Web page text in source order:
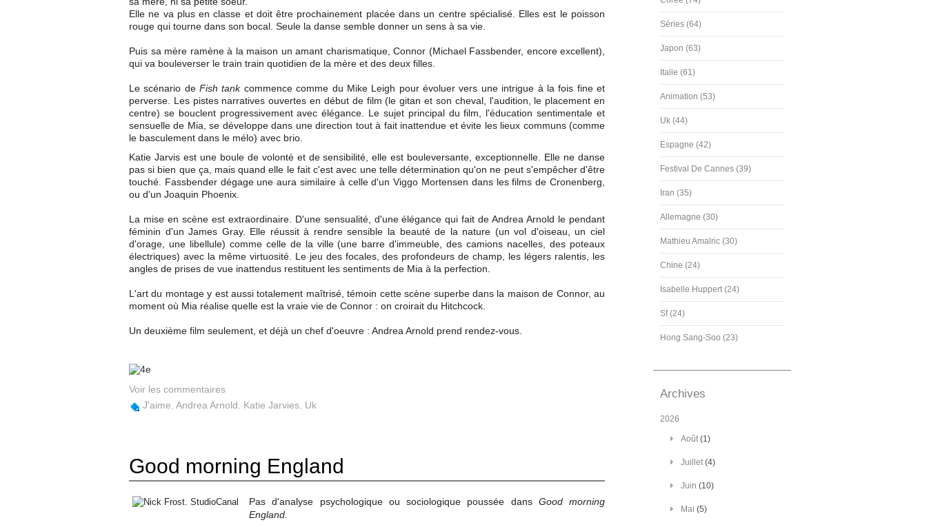
Elle ne va plus en classe et doit être prochainement placée dans un centre spécialisé. Elles est le poisson
rouge qui tourne dans son bocal. Seule la danse semble donner un sens à sa vie.
Puis sa mère ramène à la maison un amant charismatique, Connor (Michael Fassbender, encore excellent),
qui va bouleverser le train train quotidien de la mère et des deux filles.
Le scénario deFish tankcommence comme du Mike Leigh pour évoluer vers une intrigue à la fois fine et
perverse. Les pistes narratives ouvertes en début de film (le gitan et son cheval, l'audition, le placement en
centre) se bouclent progressivement avec élégance. Le sujet principal du film, l'éducation sentimentale et
sensuelle de Mia, se développe dans une direction tout à fait inattendue et évite les lieux communs (comme
le basculement dans le mélo) avec brio.
Katie Jarvis est une boule de volonté et de sensibilité, elle est bouleversante, exceptionnelle. Elle ne danse
pas si bien que ça, mais quand elle le fait c'est avec une telle détermination qu'on ne peut s'empêcher d'être
touché. Fassbender dégage une aura similaire à celle d'un Viggo Mortensen dans les films de Cronenberg,
ou d'un Joaquin Phoenix.
La mise en scène est extraordinaire. D'une sensualité, d'une élégance qui fait de Andrea Arnold le pendant
féminin d'un James Gray. Elle réussit à rendre sensible la beauté de la nature (un vol d'oiseau, un ciel
d'orage, une libellule) comme celle de la ville (une barre d'immeuble, des camions nacelles, des poteaux
électriques) avec la même virtuosité. Le jeu des focales, des profondeurs de champ, les légers ralentis, les
angles de prises de vue inattendus restituent les sentiments de Mia à la perfection.
L'art du montage y est aussi totalement maîtrisé, témoin cette scène superbe dans la maison de Connor, au
moment où Mia réalise quelle est la vraie vie de Connor : on croirait du Hitchcock.
Un deuxième film seulement, et déjà un chef d'oeuvre : Andrea Arnold prend rendez-vous.
Voir les commentaires
J'aime Andrea Arnold Katie Jarvies Uk
Good morning England
Pas d'analyse psychologique ou sociologique poussée dans Good morning
England.
Séries (64)
Japon (63)
Italie (61)
Animation (53)
Uk (44)
Espagne (42)
Festival De Cannes (39)
Iran (35)
Allemagne (30)
Mathieu Amalric (30)
Chine (24)
Isabelle Huppert (24)
Sf (24)
Hong Sang-Soo (23)
Archives
2026
Août(1)
Juillet(4)
Juin (10)
Mai (5)